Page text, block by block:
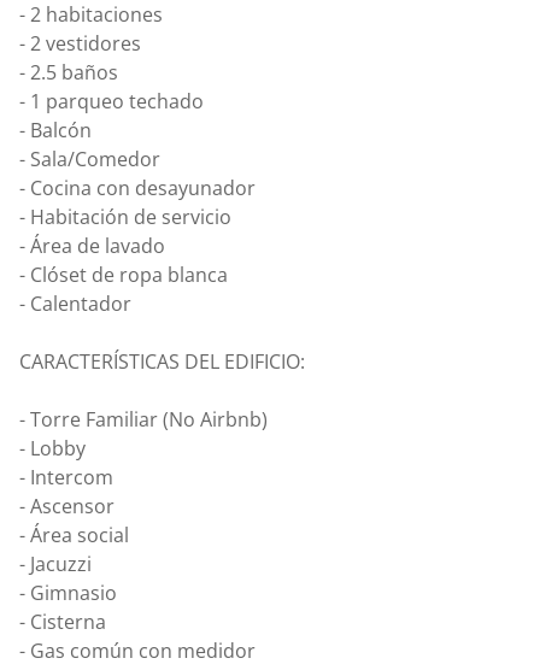
- 2 habitaciones
- 2 vestidores
- 2.5 baños
- 1 parqueo techado
- Balcón
- Sala/Comedor
- Cocina con desayunador
- Habitación de servicio
- Área de lavado
- Clóset de ropa blanca
- Calentador
CARACTERÍSTICAS DEL EDIFICIO:
- Torre Familiar (No Airbnb)
- Lobby
- Intercom
- Ascensor
- Área social
- Jacuzzi
- Gimnasio
- Cisterna
- Gas común con medidor